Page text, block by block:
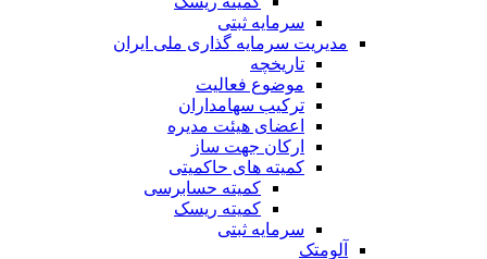
سرمایه ثبتی
مدیریت سرمایه گذاری ملی ایران
تاریخچه
موضوع فعالیت
ترکیب سهامداران
اعضای هیئت مدیره
ارکان جهت ساز
کمیته های حاکمیتی
کمیته حسابرسی
کمیته ریسک
سرمایه ثبتی
آلومتک